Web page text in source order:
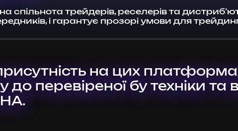
спільнота трейдерів, реселерів та
і гарантує прозорі умови для
на цих
до перевіреної бу техніки та